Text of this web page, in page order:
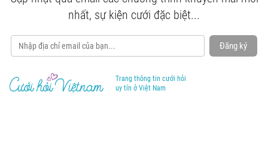
nhất, sự kiện cưới đặc biệt...
Đăng ký
Trang thông tin cưới hỏi
uy tín ở Việt Nam